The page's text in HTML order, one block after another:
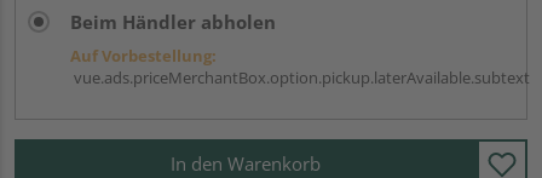
Beim Händler abholen
Auf Vorbestellung:
vue.ads.priceMerchantBox.option.pickup.laterAvailable.subtext
In den Warenkorb